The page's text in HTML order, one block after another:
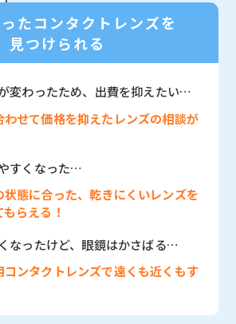
たコンタクトレンズを
見つけられる
変わったため、出費を抑えたい…
わせて価格を抑えたレンズの相談が
すくなった…
状態に合った、乾きにくいレンズを
らえる！
なったけど、眼鏡はかさばる…
コンタクトレンズで遠くも近くもす